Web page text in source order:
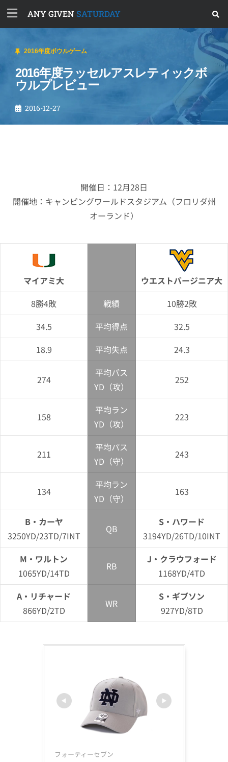
ANY GIVEN SATURDAY
2016年度ボウルゲーム
2016年度ラッセルアスレティックボ
ウルプレビュー
2016-12-27
開催日：12月28日
開催地：キャンピングワールドスタジアム（フロリダ州
オーランド）
マイアミ大
ウエストバージニア大
8勝4敗
戦績
10勝2敗
34.5
平均得点
32.5
18.9
平均失点 24.3
274
平均パス
YD（攻）
252
158
平均ラン
YD（攻）
223
211
平均パス
YD（守）
243
134
平均ラン
YD（守）
163
B・カーヤ
3250YD/23TD/7INT
QB
S・ハワード
3194YD/26TD/10INT
M・ワルトン
1065YD/14TD
RB
J・クラウフォード
1168YD/4TD
A・リチャード
866YD/2TD
WR
S・ギブソン
927YD/8TD
フォーティーセブン